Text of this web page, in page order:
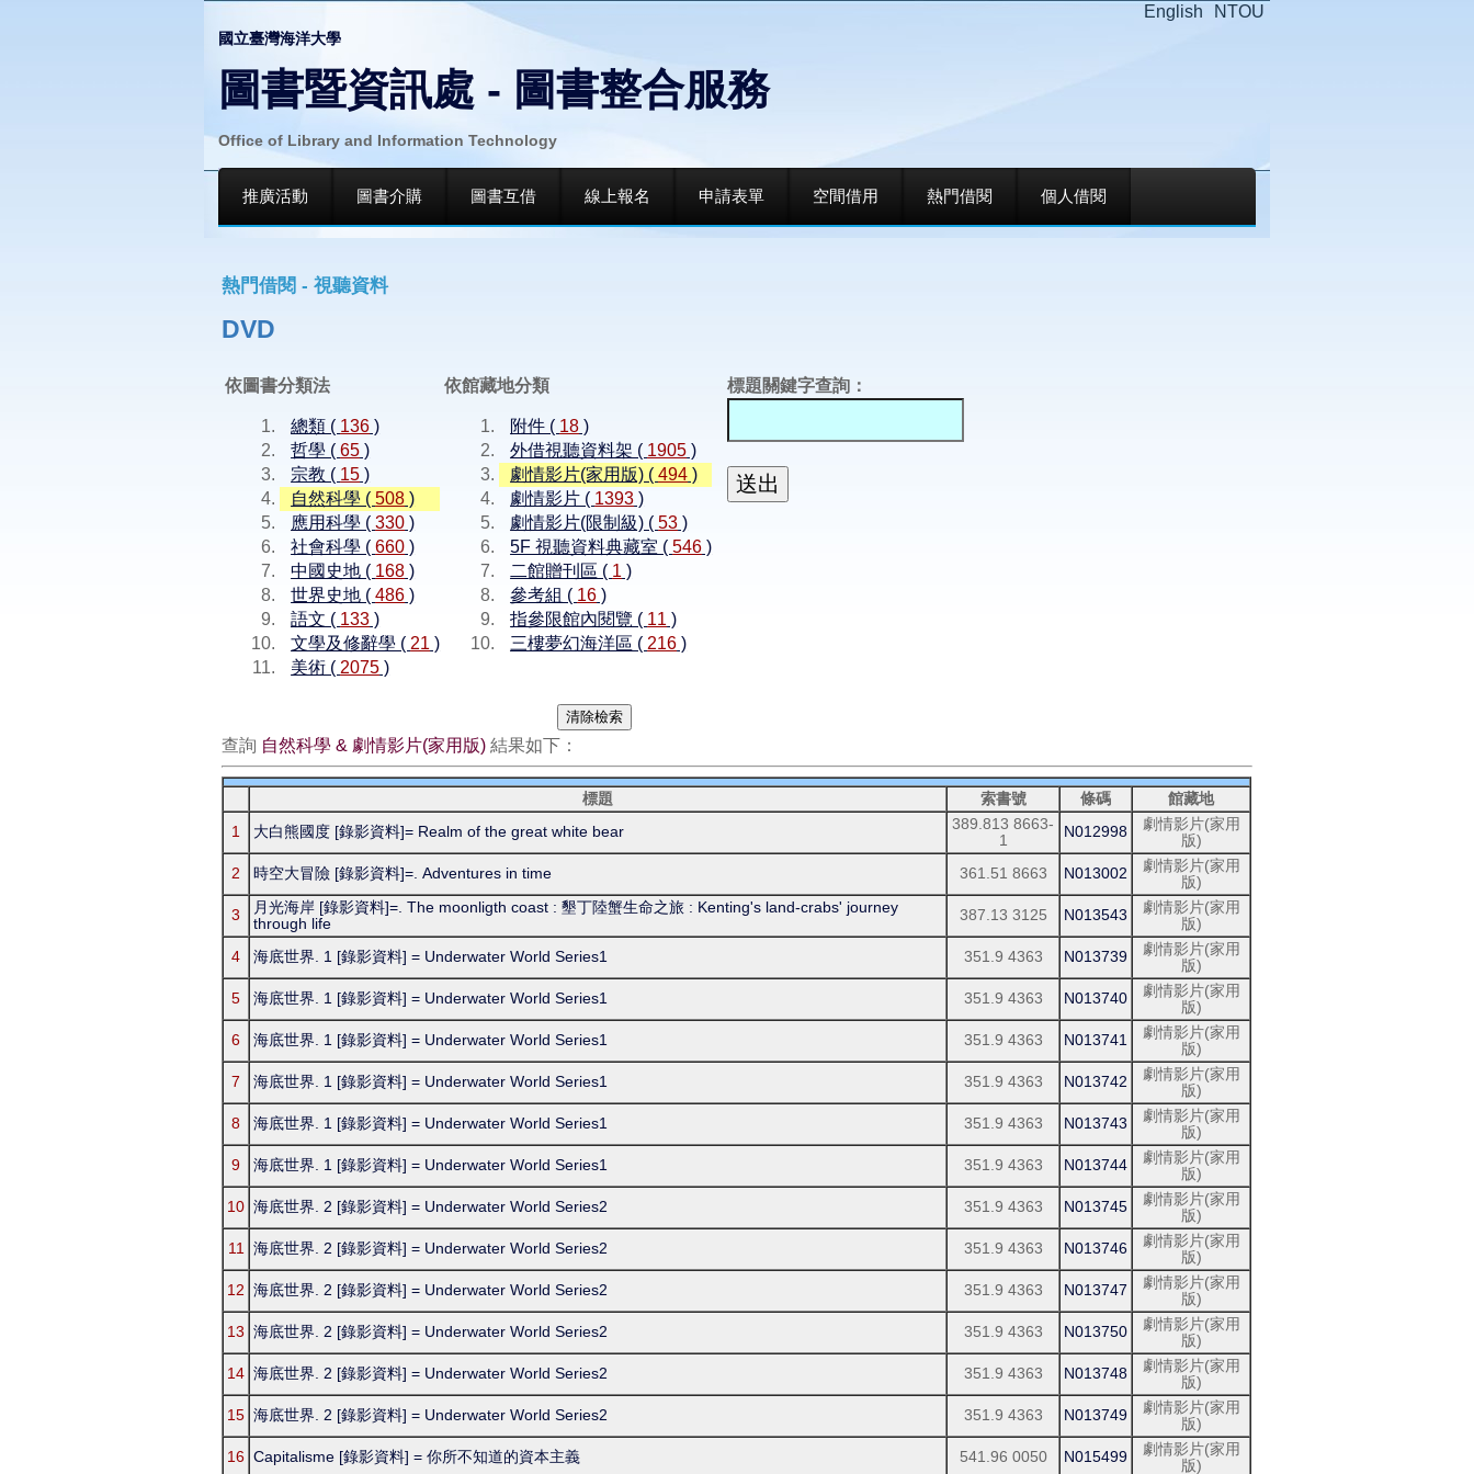
NTOU
English
國立臺灣海洋大學
圖書暨資訊處 - 圖書整合服務
Office of Library and Information Technology
推廣活動 圖書介購 圖書互借 線上報名 申請表單 空間借用 熱門借閱 個人借閱
熱門借閱 - 視聽資料
DVD
依圖書分類法
總類 ( 136 )
哲學 (65 )
宗教 ( 15 )
自然科學 (508 )
應用科學 (330 )
社會科學 (660 )
中國史地 ( 168 )
世界史地 (486 )
語文 ( 133 )
文學及修辭學 ( 21 )
美術 ( 2075 )
依館藏地分類
附件 ( 18 )
外借視聽資料架 ( 1905 )
劇情影片(家用版) (494 )
劇情影片 ( 1393 )
劇情影片(限制級) (53 )
5F 視聽資料典藏室 (546 )
二館贈刊區 ( 1 )
參考組 ( 16 )
指參限館內閱覽 ( 11 )
三樓夢幻海洋區 ( 216 )
標題關鍵字查詢：
查詢 自然科學 & 劇情影片(家用版) 結果如下：
標題 索書號 條碼
館藏地
1
大白熊國度 [錄影資料]= Realm of the great white bear
389.813 8663-
1
N012998
劇情影片(家用
版)
2
時空大冒險 [錄影資料]=. Adventures in time 361.51 8663 N013002
劇情影片(家用
版)
3
月光海岸 [錄影資料]=. The moonligth coast : 墾丁陸蟹生命之旅 : Kenting's land-crabs' journey
through life
387.13 3125 N013543
劇情影片(家用
版)
4
海底世界. 1 [錄影資料] = Underwater World Series1 351.9 4363 N013739
劇情影片(家用
版)
5
海底世界. 1 [錄影資料] = Underwater World Series1 351.9 4363 N013740
劇情影片(家用
版)
6
海底世界. 1 [錄影資料] = Underwater World Series1 351.9 4363 N013741
劇情影片(家用
版)
7
海底世界. 1 [錄影資料] = Underwater World Series1 351.9 4363 N013742
劇情影片(家用
版)
8
海底世界. 1 [錄影資料] = Underwater World Series1 351.9 4363 N013743
劇情影片(家用
版)
9
海底世界. 1 [錄影資料] = Underwater World Series1 351.9 4363 N013744
劇情影片(家用
版)
10 海底世界. 2 [錄影資料] = Underwater World Series2 351.9 4363 N013745
劇情影片(家用
版)
11
海底世界. 2 [錄影資料] = Underwater World Series2 351.9 4363 N013746
劇情影片(家用
版)
12 海底世界. 2 [錄影資料] = Underwater World Series2 351.9 4363 N013747
劇情影片(家用
版)
13 海底世界. 2 [錄影資料] = Underwater World Series2 351.9 4363 N013750
劇情影片(家用
版)
14 海底世界. 2 [錄影資料] = Underwater World Series2 351.9 4363 N013748
劇情影片(家用
版)
15 海底世界. 2 [錄影資料] = Underwater World Series2 351.9 4363 N013749
劇情影片(家用
版)
16 Capitalisme [錄影資料] = 你所不知道的資本主義 541.96 0050 N015499
劇情影片(家用
版)